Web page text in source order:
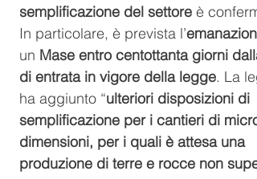
semplificazione del settore è
In particolare, è prevista l’
un Mase entro centottanta giorni
di entrata in vigore della legge. La
ha aggiunto “ulteriori disposizioni di
semplificazione per i cantieri di
dimensioni, per i quali è attesa una
produzione di terre e rocce non